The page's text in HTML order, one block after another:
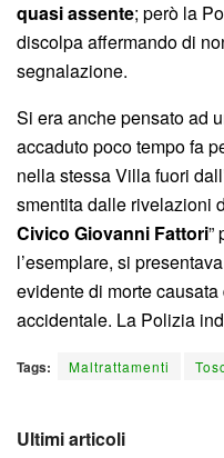
quasi assente; però la
discolpa affermando di
segnalazione.
Si era anche pensato ad
accaduto poco tempo fa
nella stessa Villa fuori
smentita dalle rivelazioni
Civico Giovanni Fattori”
l’esemplare, si
evidente di morte
accidentale. La Polizia
Tags: Maltrattamenti
Ultimi articoli